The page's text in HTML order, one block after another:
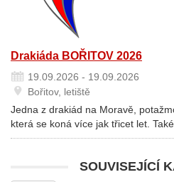
Drakiáda BOŘITOV 2026
19.09.2026 - 19.09.2026
Bořitov, letiště
Jedna z drakiád na Moravě,
která se koná více jak třicet let.
SOUVISEJÍCÍ